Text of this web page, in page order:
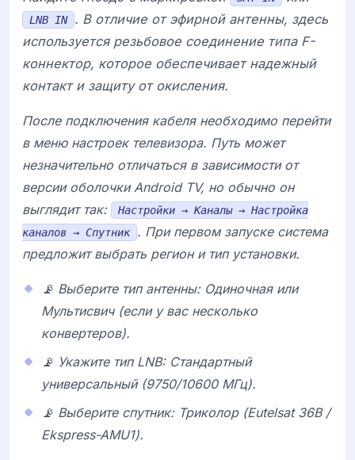
LNB IN
. В отличие от эфирной антенны, здесь
используется резьбовое соединение типа F-
коннектор, которое обеспечивает надежный
контакт и защиту от окисления.
После подключения кабеля необходимо перейти
в меню настроек телевизора. Путь может
незначительно отличаться в зависимости от
версии оболочки Android TV, но обычно он
выглядит так:
Настройки → Каналы → Настройка
каналов → Спутник
. При первом запуске система
предложит выбрать регион и тип установки.
📡 Выберите тип антенны: Одиночная или
Мультисвич (если у вас несколько
конвертеров).
📡 Укажите тип LNB: Стандартный
универсальный (9750/10600 МГц).
📡 Выберите спутник: Триколор (Eutelsat 36B /
Ekspress-AMU1).